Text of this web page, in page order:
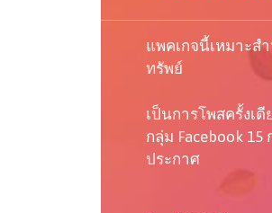
แพคเกจนี้เหมาะส
ทรัพย์
เป็นการโพสครั้งเดี
กลุ่ม Facebook
ประกาศ